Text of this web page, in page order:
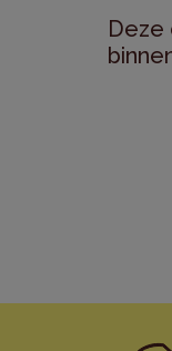
Deze